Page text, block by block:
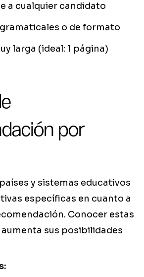
a cualquier candidato
o de formato
larga (ideal: 1 página)
por
y sistemas educativos
específicas en cuanto a
Conocer estas
sus posibilidades